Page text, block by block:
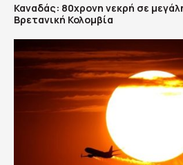
Καναδάς: 80χρονη νεκρή σε
Βρετανική Κολομβία